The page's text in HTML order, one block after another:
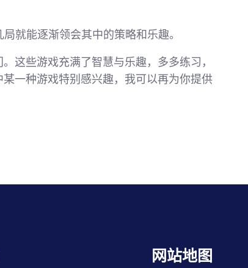
就能逐渐领会其中的策略和乐趣。
这些游戏充满了智慧与乐趣，多多练习，
一种游戏特别感兴趣，我可以再为你提供
网站地图